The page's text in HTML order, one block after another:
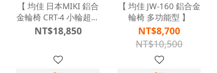
【 均佳 日本MIKI 鋁合
金輪椅 CRT-4 小輪超輕
系列 】
NT$18,850
【 均佳 JW-160 鋁合金
輪椅 多功能型 】
NT$8,700
NT$10,500